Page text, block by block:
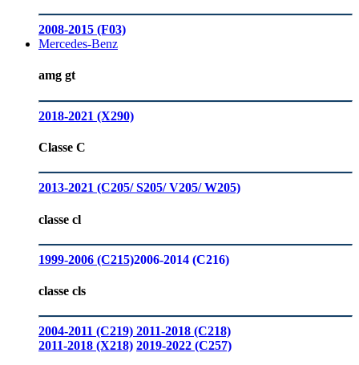
2008-2015 (F03)
Mercedes-Benz
amg gt
2018-2021 (X290)
Classe C
2013-2021 (C205/ S205/ V205/ W205)
classe cl
1999-2006 (C215)2006-2014 (C216)
classe cls
2004-2011 (C219) 2011-2018 (C218)
2011-2018 (X218) 2019-2022 (C257)